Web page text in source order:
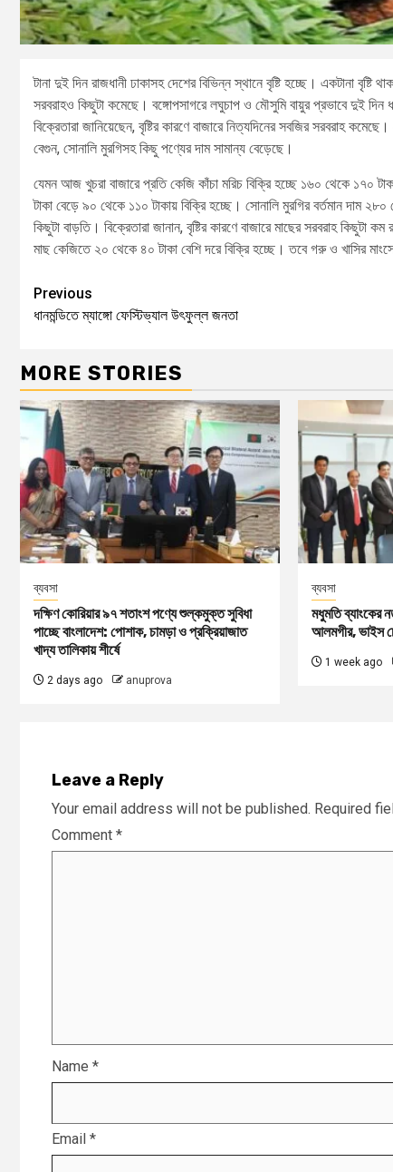
টানা দুই দিন রাজধানী ঢাকাসহ দেশের বিভিন্ন স্থানে বৃষ্টি হচ্ছে। একটানা
সরবরাহও কিছুটা কমেছে। বঙ্গোপসাগরে লঘুচাপ ও মৌসুমি বায়ুর প্রভাবে দুই দিন
বিক্রেতারা জানিয়েছেন, বৃষ্টির কারণে বাজারে নিত্যদিনের সবজির সরবরাহ
বেগুন, সোনালি মুরগিসহ কিছু পণ্যের দাম সামান্য বেড়েছে।
যেমন আজ খুচরা বাজারে প্রতি কেজি কাঁচা মরিচ বিক্রি হচ্ছে ১৬০ থেকে
টাকা বেড়ে ৯০ থেকে ১১০ টাকায় বিক্রি হচ্ছে। সোনালি মুরগির বর্তমান দাম
কিছুটা বাড়তি। বিক্রেতারা জানান, বৃষ্টির কারণে বাজারে মাছের সরবরাহ
মাছ কেজিতে ২০ থেকে ৪০ টাকা বেশি দরে বিক্রি হচ্ছে। তবে গরু ও খাসির
Previous
ধানমন্ডিতে ম্যাঙ্গো ফেস্টিভ্যাল উৎফুল্ল জনতা
MORE STORIES
ব্যবসা
দক্ষিণ কোরিয়ার ৯৭ শতাংশ পণ্যে শুল্কমুক্ত সুবিধা
পাচ্ছে বাংলাদেশ: পোশাক, চামড়া ও প্রক্রিয়াজাত
খাদ্য তালিকায় শীর্ষে
2 days ago anuprova
ব্যবসা
মধুমতি ব্যাংকের
আলমগীর, ভাইস
1 week ago
Leave a Reply
Your email address will not be published. Required
Comment *
Name *
Email *